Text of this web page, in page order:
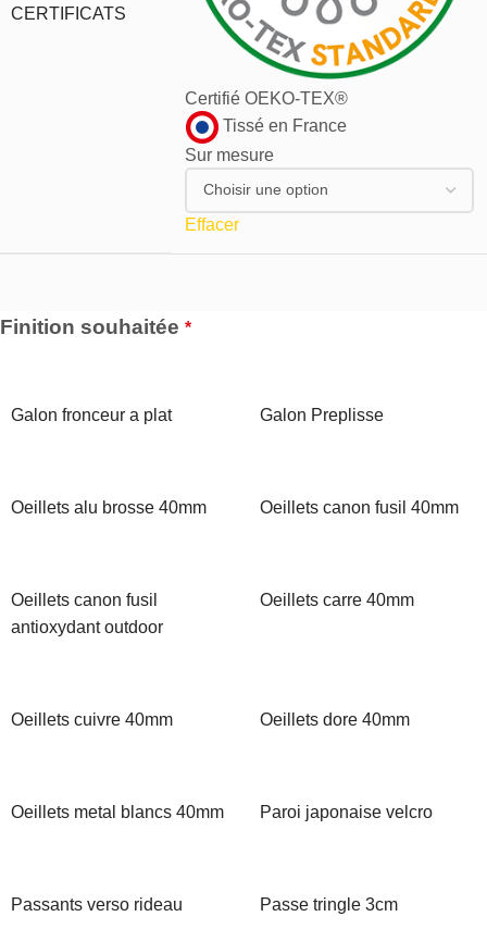
CERTIFICATS
Certifié OEKO-TEX®
Tissé en France
Sur mesure
Effacer
Finition souhaitée *
Galon fronceur a plat Galon Preplisse
Oeillets alu brosse 40mm Oeillets canon fusil 40mm
Oeillets canon fusil
antioxydant outdoor
Oeillets carre 40mm
Oeillets cuivre 40mm Oeillets dore 40mm
Oeillets metal blancs 40mm Paroi japonaise velcro
Passants verso rideau Passe tringle 3cm